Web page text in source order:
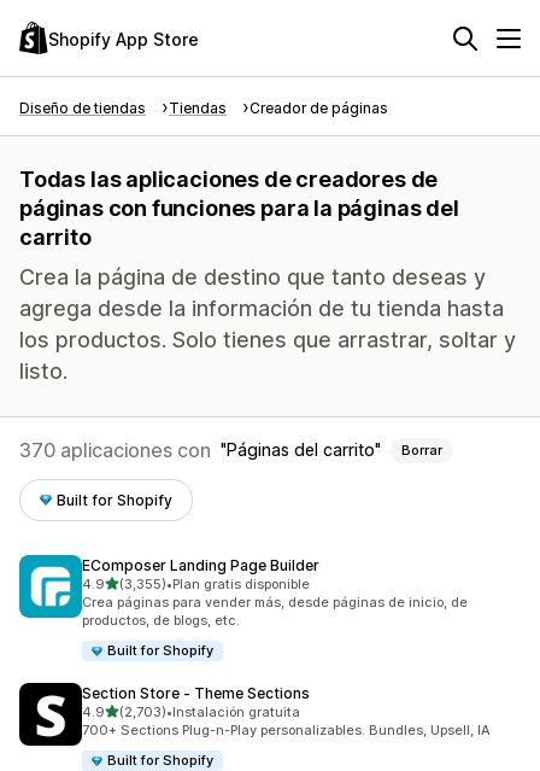
Shopify App Store
Diseño de tiendas Tiendas Creador de páginas
Todas las aplicaciones de creadores de
páginas con funciones para la páginas del
carrito
Crea la página de destino que tanto deseas y
agrega desde la información de tu tienda hasta
los productos. Solo tienes que arrastrar, soltar y
listo.
370 aplicaciones con Páginas del carrito Borrar
Built for Shopify
EComposer Landing Page Builder
4.9de 5 estrellas
(3,355)
3355 reseñas en total
•Plan gratis disponible
Crea páginas para vender más, desde páginas de inicio, de
productos, de blogs, etc.
Built for Shopify
Section Store ‑ Theme Sections
4.9de 5 estrellas
(2,703)
2703 reseñas en total
•Instalación gratuita
700+ Sections Plug-n-Play personalizables. Bundles, Upsell, IA
Built for Shopify